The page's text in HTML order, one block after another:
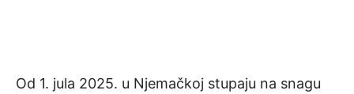
Od 1. jula 2025. u Njemačkoj stupaju na snagu